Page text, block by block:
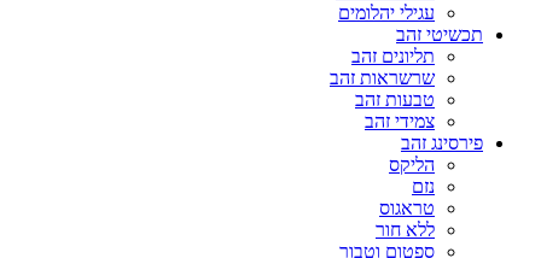
עגילי יהלומים
תכשיטי זהב
תליונים זהב
שרשראות זהב
טבעות זהב
צמידי זהב
פירסינג זהב
הליקס
נזם
טראגוס
ללא חור
ספטום וטבור